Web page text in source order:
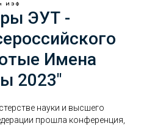
ИЭФ
ЭУТ -
Имена
2023"
науки и высшего
прошла конференция,